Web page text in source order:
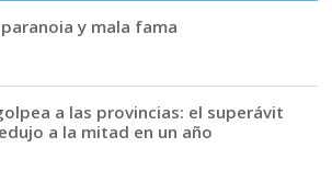
y mala fama
a las provincias: el superávit
a la mitad en un año